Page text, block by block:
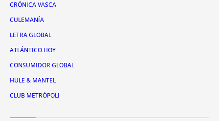
CRÓNICA VASCA
CULEMANÍA
LETRA GLOBAL
ATLÁNTICO HOY
CONSUMIDOR GLOBAL
HULE & MANTEL
CLUB METRÓPOLI